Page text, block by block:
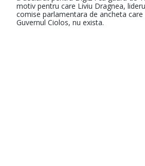
motiv pentru care Liviu Dragnea,
comise parlamentara de ancheta care
Guvernul Ciolos, nu exista.